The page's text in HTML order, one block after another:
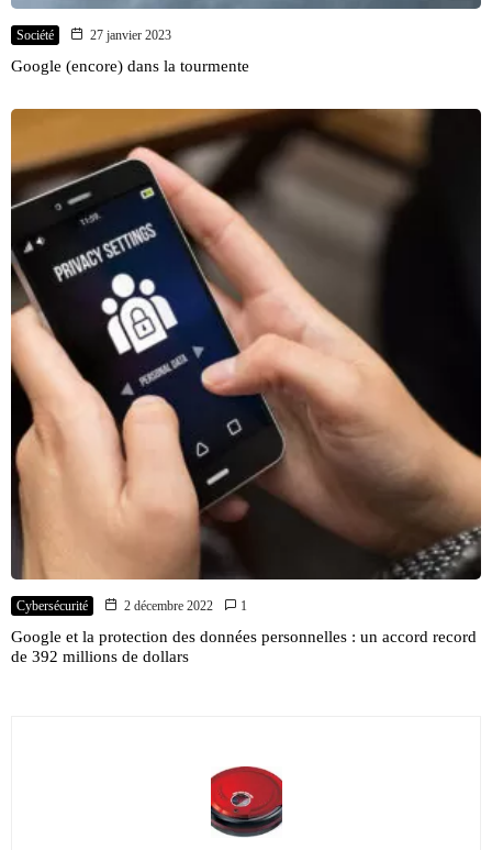
Société 27 janvier 2023
Google (encore) dans la tourmente
Cybersécurité 2 décembre 2022 1
Google et la protection des données personnelles : un accord record
de 392 millions de dollars